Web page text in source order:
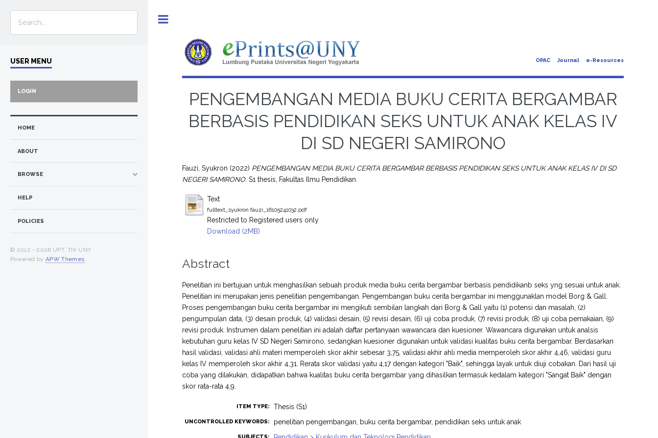
OPAC Journal e-Resources
PENGEMBANGAN MEDIA BUKU CERITA BERGAMBAR
BERBASIS PENDIDIKAN SEKS UNTUK ANAK KELAS IV
DI SD NEGERI SAMIRONO
Fauzi, Syukron (2022) PENGEMBANGAN MEDIA BUKU CERITA BERGAMBAR BERBASIS PENDIDIKAN SEKS UNTUK ANAK KELAS IV DI SD
NEGERI SAMIRONO. S1 thesis, Fakultas Ilmu Pendidikan.
Text
fulltext_syukron fauzi_16105241032.pdf
Restricted to Registered users only
Download (2MB)
Abstract
Penelitian ini bertujuan untuk menghasilkan sebuah produk media buku cerita bergambar berbasis pendidikanb seks yng sesuai untuk anak.
Penelitian ini merupakan jenis penelitian pengembangan. Pengembangan buku cerita bergambar ini menggunaklan model Borg & Gall.
Proses pengembangan buku cerita bergambar ini mengikuti sembilan langkah dari Borg & Gall yaitu (1) potensi dan masalah, (2)
pengumpulan data, (3) desain produk, (4) validasi desain, (5) revisi desain, (6) uji coba produk, (7) revisi produk, (8) uji coba pemakaian, (9)
revisi produk. Instrumen dalam penelitian ini adalah daftar pertanyaan wawancara dan kuesioner. Wawancara digunakan untuk analsis
kebutuhan guru kelas IV SD Negeri Samirono, sedangkan kuesioner digunakan untuk validasi kualitas buku cerita bergambar. Berdasarkan
hasil validasi, validasi ahli materi memperoleh skor akhir sebesar 3,75, validasi akhir ahli media memperoleh skor akhir 4,46, validasi guru
kelas IV memperoleh skor akhir 4,31. Rerata skor validasi yaitu 4,17 dengan kategori "Baik", sehingga layak untuk diuji cobakan. Dari hasil uji
coba yang dilakukan, didapatkan bahwa kualitas buku cerita bergambar yang dihasilkan termasuk kedalam kategori "Sangat Baik" dengan
skor rata-rata 4,9.
ITEM TYPE: Thesis (S1)
UNCONTROLLED KEYWORDS: penelitian pengembangan, buku cerita bergambar, pendidikan seks untuk anak
USER MENU
LOGIN
HOME
ABOUT
BROWSE
HELP
POLICIES
© 2012 - 2026 UPT. TIK UNY
Powered by APW Themes